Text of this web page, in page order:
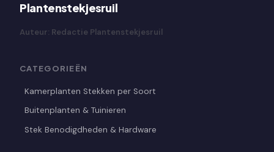
Plantenstekjesruil
Auteur: Redactie Plantenstekjesruil
CATEGORIEËN
Kamerplanten Stekken per Soort
Buitenplanten & Tuinieren
Stek Benodigdheden & Hardware